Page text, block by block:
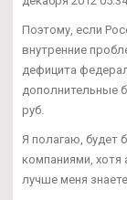
Поэтому, если
внутренние
дефицита
дополнительные
руб.
Я полагаю, будет
компаниями, хотя
лучше меня